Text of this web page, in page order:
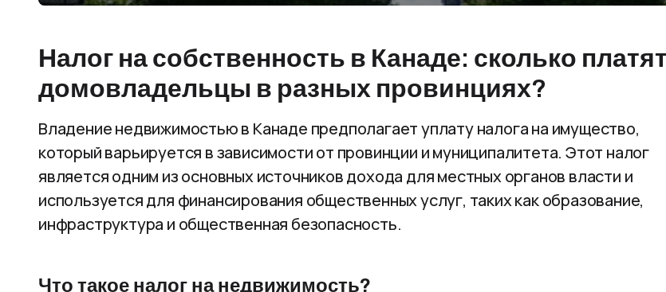
Налог на собственность в Канаде: сколько платят
домовладельцы в разных провинциях?
Владение недвижимостью в Канаде предполагает уплату налога на имущество,
который варьируется в зависимости от провинции и муниципалитета. Этот налог
является одним из основных источников дохода для местных органов власти и
используется для финансирования общественных услуг, таких как образование,
инфраструктура и общественная безопасность.
Что такое налог на недвижимость?